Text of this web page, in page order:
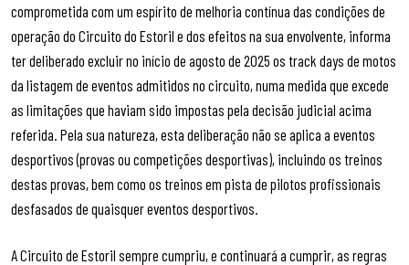
comprometida com um espírito de melhoria contínua das condições de
operação do Circuito do Estoril e dos efeitos na sua envolvente, informa
ter deliberado excluir no início de agosto de 2025 os track days de motos
da listagem de eventos admitidos no circuito, numa medida que excede
as limitações que haviam sido impostas pela decisão judicial acima
referida. Pela sua natureza, esta deliberação não se aplica a eventos
desportivos (provas ou competições desportivas), incluindo os treinos
destas provas, bem como os treinos em pista de pilotos profissionais
desfasados de quaisquer eventos desportivos.
A Circuito de Estoril sempre cumpriu, e continuará a cumprir, as regras